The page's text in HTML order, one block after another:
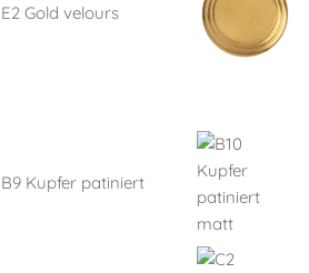
E2 Gold velours
B9 Kupfer patiniert